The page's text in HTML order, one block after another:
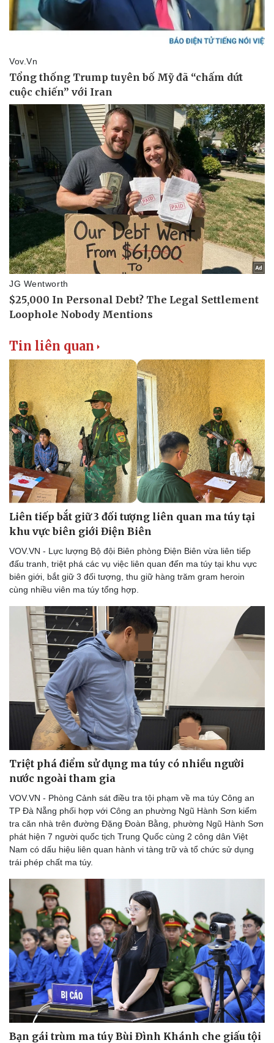
Thể thao
Bóng đá
Lịch thi đấu bóng đá
Thế giới thể thao
eSports
Hậu trường
Ô tô - Xe máy
Ô tô
Xe máy
Tin liên quan
Liên tiếp bắt giữ 3 đối tượng liên quan ma túy tại
khu vực biên giới Điện Biên
VOV.VN - Lực lượng Bộ đội Biên phòng Điện Biên vừa liên tiếp
đấu tranh, triệt phá các vụ việc liên quan đến ma túy tại khu vực
biên giới, bắt giữ 3 đối tượng, thu giữ hàng trăm gram heroin
cùng nhiều viên ma túy tổng hợp.
Triệt phá điểm sử dụng ma túy có nhiều người
nước ngoài tham gia
VOV.VN - Phòng Cảnh sát điều tra tội phạm về ma túy Công an
TP Đà Nẵng phối hợp với Công an phường Ngũ Hành Sơn kiểm
tra căn nhà trên đường Đặng Đoàn Bằng, phường Ngũ Hành Sơn
phát hiện 7 người quốc tịch Trung Quốc cùng 2 công dân Việt
Nam có dấu hiệu liên quan hành vi tàng trữ và tổ chức sử dụng
trái phép chất ma túy.
Bạn gái trùm ma túy Bùi Đình Khánh che giấu tội